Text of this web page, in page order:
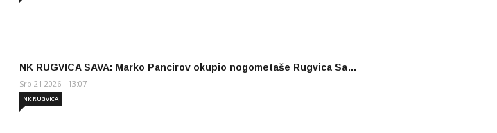
NK RUGVICA SAVA: Marko Pancirov okupio nogometaše Rugvica Sa…
Srp 21 2026 - 13:07
NK RUGVICA